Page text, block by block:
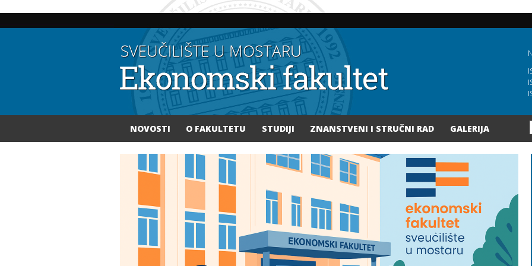
glavni
NOVOSTI O FAKULTETU STUDIJI ZNANSTVENI I STRUČNI RAD GALERIJA
Vi ste ovdje